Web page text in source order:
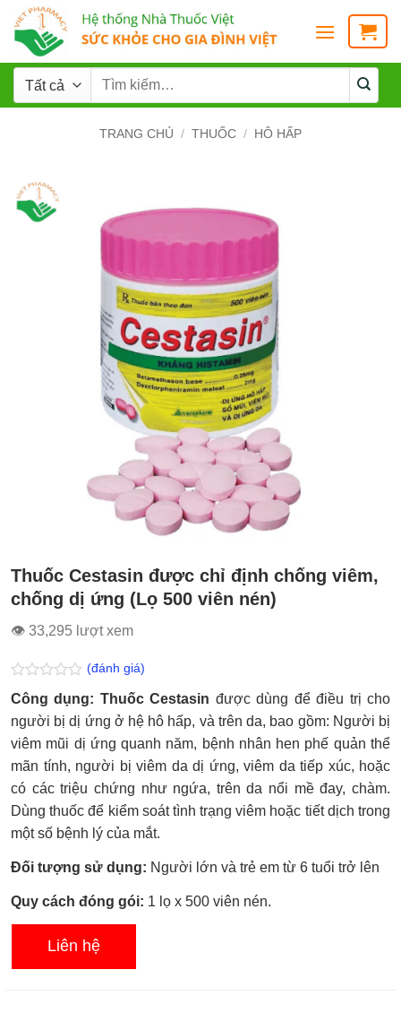
TRANG CHỦ / THUỐC / HÔ HẤP
Thuốc Cestasin được chỉ định chống viêm,
chống dị ứng (Lọ 500 viên nén)
👁 33,295 lượt xem
Được
xếp
hạng
0.0
5
sao
(đánh giá)
Công dụng: Thuốc Cestasin được dùng để điều trị cho
người bị dị ứng ở hệ hô hấp, và trên da, bao gồm: Người bị
viêm mũi dị ứng quanh năm, bệnh nhân hen phế quản thể
mãn tính, người bị viêm da dị ứng, viêm da tiếp xúc, hoặc
có các triệu chứng như ngứa, trên da nổi mề đay, chàm.
Dùng thuốc để kiểm soát tình trạng viêm hoặc tiết dịch trong
một số bệnh lý của mắt.
Đối tượng sử dụng: Người lớn và trẻ em từ 6 tuổi trở lên
Quy cách đóng gói: 1 lọ x 500 viên nén.
Liên hệ